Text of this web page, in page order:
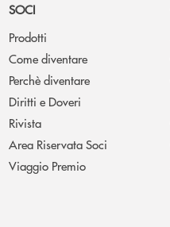
SOCI
Prodotti
Come diventare
Perchè diventare
Diritti e Doveri
Rivista
Area Riservata Soci
Viaggio Premio